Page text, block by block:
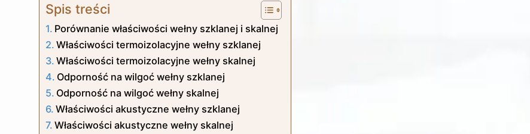
Spis treści
Porównanie właściwości wełny szklanej i skalnej
Właściwości termoizolacyjne wełny szklanej
Właściwości termoizolacyjne wełny skalnej
Odporność na wilgoć wełny szklanej
Odporność na wilgoć wełny skalnej
Właściwości akustyczne wełny szklanej
Właściwości akustyczne wełny skalnej